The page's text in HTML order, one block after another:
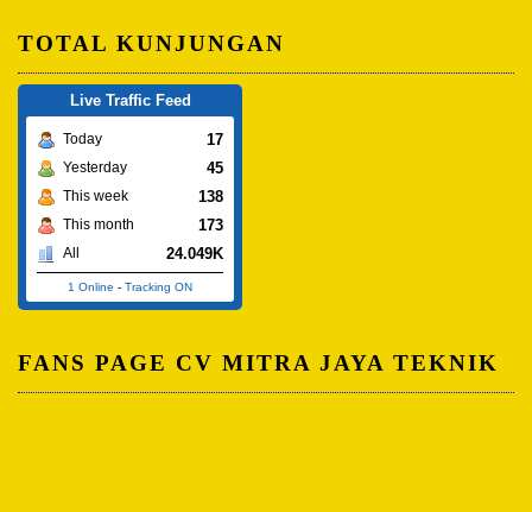
TOTAL KUNJUNGAN
Live Traffic Feed
Today 17
Yesterday 45
This week 138
This month 173
All 24.049K
1 Online - Tracking ON
FANS PAGE CV MITRA JAYA TEKNIK